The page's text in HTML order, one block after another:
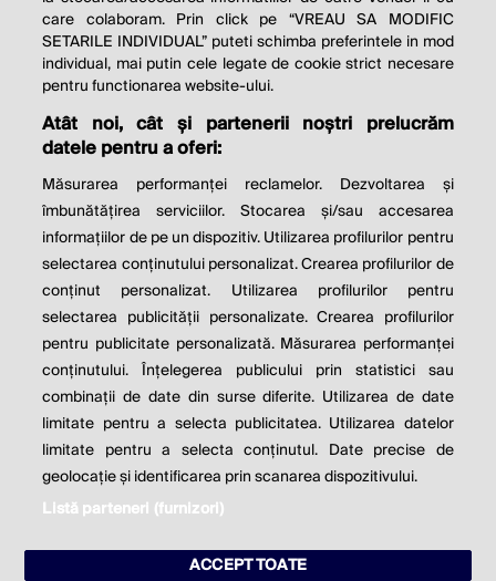
© 2026 Profit.ro. Toate drepturile rezervate.
Dezvoltat de1616.ro
Contact Publicitate
Politica de cookie Politica de
confidențialitate
Setări cookies
este parte a
care colaboram. Prin click pe “VREAU SA MODIFIC
SETARILE INDIVIDUAL” puteti schimba preferintele in mod
individual, mai putin cele legate de cookie strict necesare
pentru functionarea website-ului.
Atât noi, cât și partenerii noștri prelucrăm
datele pentru a oferi:
Măsurarea performanței reclamelor. Dezvoltarea și
îmbunătățirea serviciilor. Stocarea și/sau accesarea
informațiilor de pe un dispozitiv. Utilizarea profilurilor pentru
selectarea conținutului personalizat. Crearea profilurilor de
conținut personalizat. Utilizarea profilurilor pentru
selectarea publicității personalizate. Crearea profilurilor
pentru publicitate personalizată. Măsurarea performanței
conținutului. Înțelegerea publicului prin statistici sau
combinații de date din surse diferite. Utilizarea de date
limitate pentru a selecta publicitatea. Utilizarea datelor
limitate pentru a selecta conținutul. Date precise de
geolocație și identificarea prin scanarea dispozitivului.
Listă parteneri (furnizori)
ACCEPT TOATE